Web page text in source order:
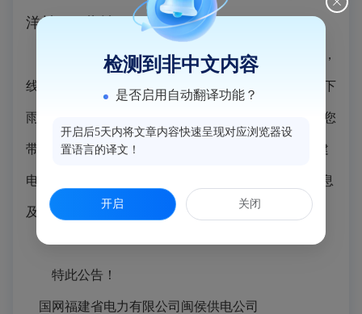
洋村、西蒲村
附近等实施停电。
请提前做好停电准备，由于当日工作可能提前结束，
线路可能提前送电，也请做好随时来电的准备；若遇下
雨等恶劣天气，上述施工可能将顺延，我们对停电给您
带来不便深表歉意，敬请理解和支持！关注“国网福建
电力”或“网上国网95598”微信，即可查询实时停电信息
及未来7天计划停电等信息。
特此公告！
国网福建省电力有限公司闽侯供电公司
检测到非中文内容
是否启用自动翻译功能？
开启后5天内将文章内容快速呈现对应浏览器设
置语言的译文！
开启 关闭